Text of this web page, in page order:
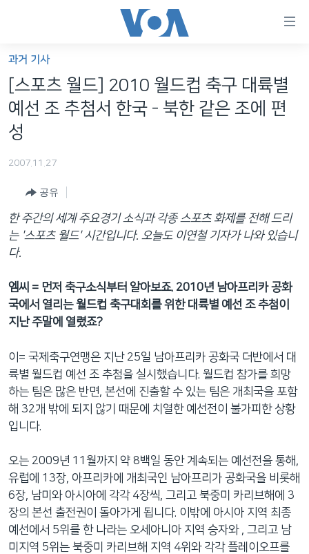
가
능
링
크
인
로
메
인
네
게
이
션
으
로
검
색
으
로
이
세계
VOD
주파수 안내
과거 기사
[스포츠 월드] 2010 월드컵 축구 대륙별
예선 조 추첨서 한국 - 북한 같은 조에 편
성
2007.11.27
공유
한 주간의 세계 주요경기 소식과 각종 스포츠 화제를 전해 드리
는 '스포츠 월드' 시간입니다. 오늘도 이연철 기자가 나와 있습니
다.
엠씨 = 먼저 축구소식부터 알아보죠. 2010년 남아프리카 공화
국에서 열리는 월드컵 축구대회를 위한 대륙별 예선 조 추첨이
지난 주말에 열렸죠?
이= 국제축구연맹은 지난 25일 남아프리카 공화국 더반에서 대
륙별 월드컵 예선 조 추첨을 실시했습니다. 월드컵 참가를 희망
하는 팀은 많은 반면, 본선에 진출할 수 있는 팀은 개최국을 포함
해 32개 밖에 되지 않기 때문에 치열한 예선전이 불가피한 상황
입니다.
오는 2009년 11월까지 약 8백일 동안 계속되는 예선전을 통해,
유럽에 13장, 아프리카에 개최국인 남아프리가 공화국을 비롯해
6장, 남미와 아시아에 각각 4장씩, 그리고 북중미 카리브해에 3
장의 본선 출전권이 돌아가게 됩니다. 이밖에 아시아 지역 최종
예선에서 5위를 한 나라는 오세아니아 지역 승자와 , 그리고 남
미지역 5위는 북중미 카리브해 지역 4위와 각각 플레이오프를